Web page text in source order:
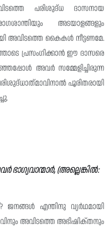
പരിശുദ്‌ധ ദാസനായ
അടയാളങ്ങളും
അവിടത്തെ കൈകൾ നീട്ടണമേ.
പ്രസംഗിക്കാൻ ഈ ദാസരെ
അവർ സമ്മേളിച്ചിരുന്ന
പൂരിതരായി
(അല്ലെങ്കിൽ:
ജനങ്ങൾ എന്തിനു വ്യർഥമായി
അവിടത്തെ അഭിഷിക്‌തനും